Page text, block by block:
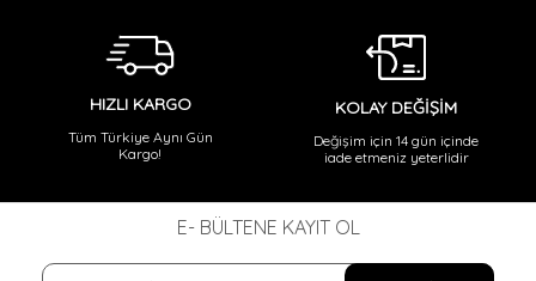
HIZLI KARGO
Tüm Türkiye Aynı Gün
Kargo!
KOLAY DEĞİŞİM
Değişim için 14 gün içinde
iade etmeniz yeterlidir
E- BÜLTENE KAYIT OL